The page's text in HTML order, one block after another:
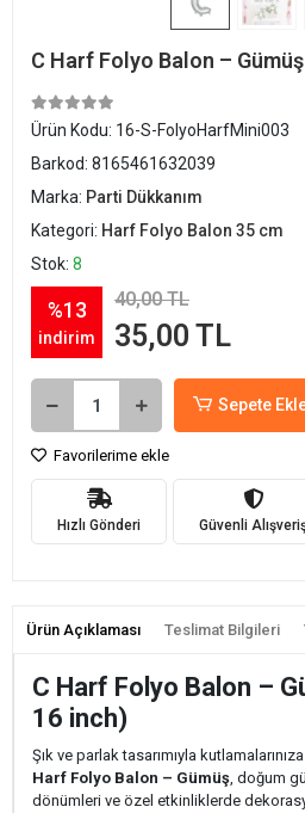
C Harf Folyo Balon –
Ürün Kodu: 16-S-FolyoHarfMini003
Barkod: 8165461632039
Marka: Parti Dükkanım
Kategori: Harf Folyo Balon 35 cm
Stok: 8
%13
indirim
40,00 TL
35,00 TL
Sepete
Favorilerime ekle
Hızlı Gönderi Güvenli
Ürün Açıklaması Teslimat Bilgileri
C Harf Folyo Balon –
16 inch)
Şık ve parlak tasarımıyla
Harf Folyo Balon – Gümüş, doğum
dönümleri ve özel etkinliklerde